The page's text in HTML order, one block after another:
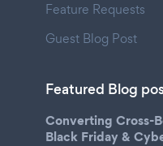
Feature Requests
Guest Blog Post
Featured Blog
Converting Cross-
Black Friday &